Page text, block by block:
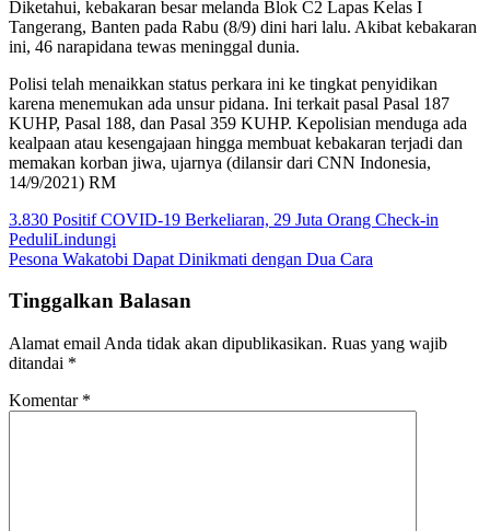
Diketahui, kebakaran besar melanda Blok C2 Lapas Kelas I
Tangerang, Banten pada Rabu (8/9) dini hari lalu. Akibat kebakaran
ini, 46 narapidana tewas meninggal dunia.
Polisi telah menaikkan status perkara ini ke tingkat penyidikan
karena menemukan ada unsur pidana. Ini terkait pasal Pasal 187
KUHP, Pasal 188, dan Pasal 359 KUHP. Kepolisian menduga ada
kealpaan atau kesengajaan hingga membuat kebakaran terjadi dan
memakan korban jiwa, ujarnya (dilansir dari CNN Indonesia,
14/9/2021) RM
Navigasi
pos
3.830 Positif COVID-19 Berkeliaran, 29 Juta Orang Check-in
PeduliLindungi
Pesona Wakatobi Dapat Dinikmati dengan Dua Cara
Tinggalkan Balasan
Alamat email Anda tidak akan dipublikasikan. Ruas yang wajib
ditandai *
Komentar *